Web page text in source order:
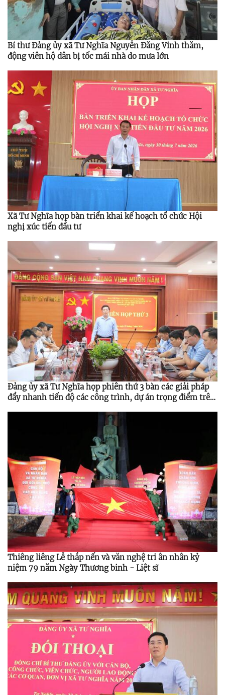
Bí thư Đảng ủy xã Tư Nghĩa Nguyễn Đăng Vinh thăm,
động viên hộ dân bị tốc mái nhà do mưa lớn
Xã Tư Nghĩa họp bàn triển khai kế hoạch tổ chức Hội
nghị xúc tiến đầu tư
Đảng ủy xã Tư Nghĩa họp phiên thứ 3 bàn các giải pháp
đẩy nhanh tiến độ các công trình, dự án trọng điểm trên
Thiêng liêng Lễ thắp nến và văn nghệ tri ân nhân kỷ
niệm 79 năm Ngày Thương binh - Liệt sĩ